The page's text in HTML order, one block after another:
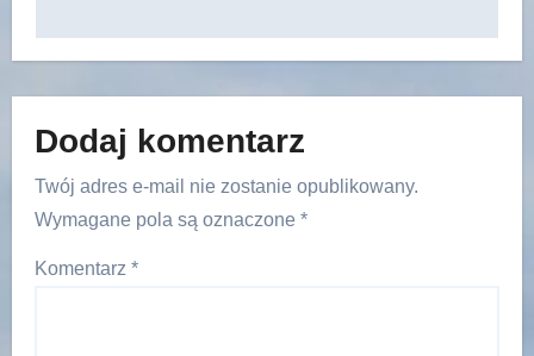
Dodaj komentarz
Twój adres e-mail nie zostanie opublikowany.
Wymagane pola są oznaczone *
Komentarz *